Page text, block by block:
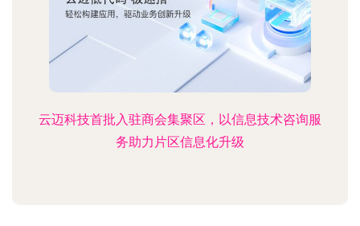
云迈科技首批入驻商会集聚区，以信息技术咨询服
务助力片区信息化升级